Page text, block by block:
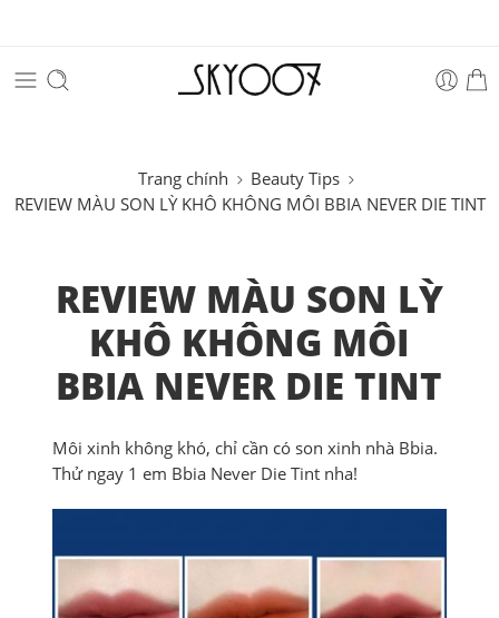
Trang chính
Beauty Tips
REVIEW MÀU SON LỲ KHÔ KHÔNG MÔI BBIA NEVER DIE TINT
REVIEW MÀU SON LỲ
KHÔ KHÔNG MÔI
BBIA NEVER DIE TINT
Môi xinh không khó, chỉ cần có son xinh nhà Bbia.
Thử ngay 1 em Bbia Never Die Tint nha!